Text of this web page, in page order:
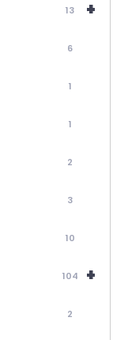
+
13
6
1
1
2
3
10
+
104
2